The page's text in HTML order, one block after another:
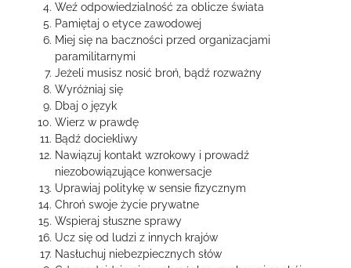
Weź odpowiedzialność za oblicze świata
Pamiętaj o etyce zawodowej
Miej się na baczności przed organizacjami
paramilitarnymi
Jeżeli musisz nosić broń, bądź rozważny
Wyróżniaj się
Dbaj o język
Wierz w prawdę
Bądź dociekliwy
Nawiązuj kontakt wzrokowy i prowadź
niezobowiązujące konwersacje
Uprawiaj politykę w sensie fizycznym
Chroń swoje życie prywatne
Wspieraj słuszne sprawy
Ucz się od ludzi z innych krajów
Nasłuchuj niebezpiecznych słów